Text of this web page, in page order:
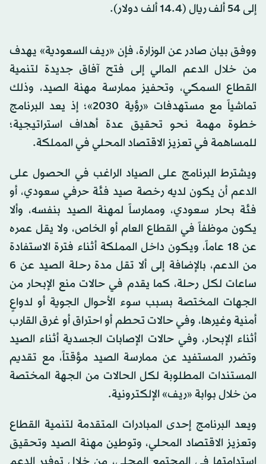
إلى 54 ألف ريال (14.4 ألف دولار).
ووفق بيان صادر عن الوزارة، فإن «ريف السعودية» يهدف
من خلال الدعم المالي إلى فتح آفاق جديدة لتنمية
القطاع السمكي، وتحفيز ممارسة مهنة الصيد، وذلك
تماشياً مع مستهدفات «رؤية 2030»؛ إذ يعد البرنامج
خطوة مهمة نحو تحقيق عدة أهداف استراتيجية؛
للمساهمة في تعزيز الاقتصاد المحلي في المملكة.
ويشترط البرنامج على الصياد الراغب في الحصول على
الدعم أن يكون لديه رخصة صيد فئة حرفي سعودي، أو
فئة بحار سعودي، وممارساً لمهنة الصيد بنفسه، وألا
يكون موظفاً في القطاع العام أو الخاص، ولا يقل عمره
عن 18 عاماً، ويكون داخل المملكة أثناء فترة الاستفادة
من الدعم، بالإضافة إلى ألا تقل مدة رحلة الصيد عن 6
ساعات لكل رحلة، كما يقدم في حالات منع الإبحار من
الجهات المختصة بسبب سوء الأحوال الجوية أو لدواعٍ
أمنية وغيرها، وفي حالات تحطم أو احتراق أو غرق القارب
أثناء الإبحار، وفي حالات الإصابات الجسدية أثناء الصيد
وتضرر المستفيد عن ممارسة الصيد مؤقتاً، مع تقديم
المستندات المطلوبة لكل الحالات من الجهة المختصة
من خلال بوابة «ريف» الإلكترونية.
ويعد البرنامج إحدى المبادرات المتقدمة لتنمية القطاع
وتعزيز الاقتصاد المحلي، وتوطين مهنة الصيد وتحقيق